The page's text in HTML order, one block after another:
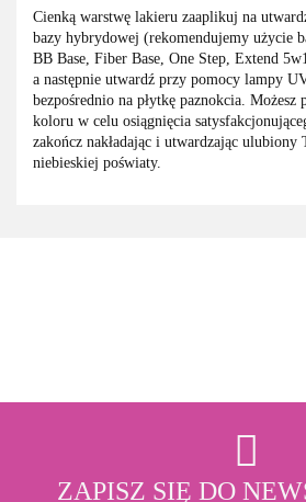
Cienką warstwę lakieru zaaplikuj na
bazy hybrydowej (rekomendujemy użycie
BB Base, Fiber Base, One Step, Extend
a następnie utwardź przy pomocy lampy
bezpośrednio na płytkę paznokcia.
koloru w celu osiągnięcia
zakończ nakładając i utwardzając ulubiony
niebieskiej poświaty.
ZAPISZ SIĘ DO